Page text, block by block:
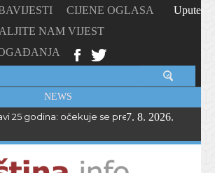
CIJENE OGLASA
NAM VIJEST
Upute
NEWS
25 godina: očekuje se preko 1.700
7. 8. 2026.